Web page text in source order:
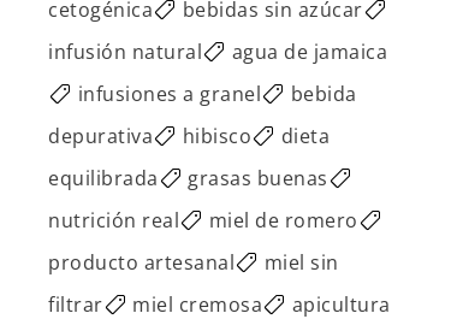
cetogénica
bebidas sin azúcar
infusión natural
agua de jamaica
infusiones a granel
bebida
depurativa
hibisco
dieta
equilibrada
grasas buenas
nutrición real
miel de romero
producto artesanal
miel sin
filtrar
miel cremosa
apicultura